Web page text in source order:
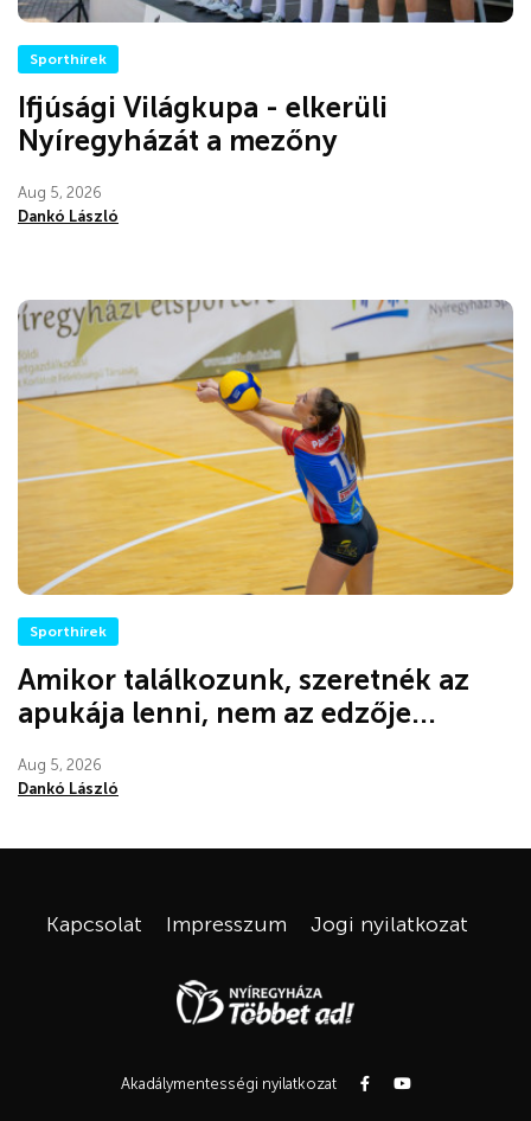
Sporthírek
Ifjúsági Világkupa - elkerüli
Nyíregyházát a mezőny
Aug 5, 2026
Dankó László
Sporthírek
Amikor találkozunk, szeretnék az
apukája lenni, nem az edzője...
Aug 5, 2026
Dankó László
Kapcsolat Impresszum Jogi nyilatkozat
Akadálymentességi nyilatkozat